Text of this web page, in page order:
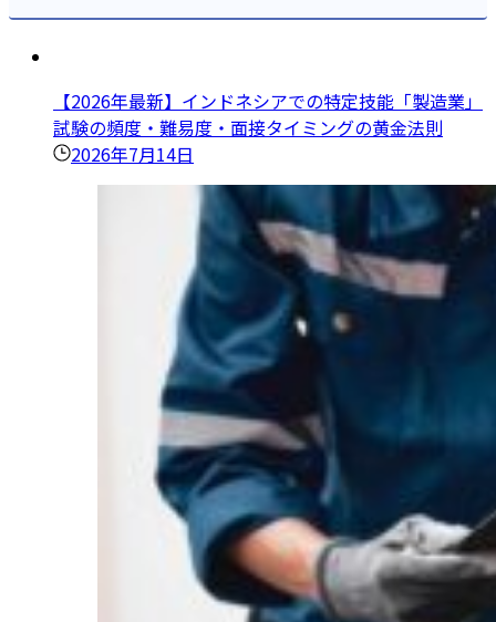
【2026年最新】インドネシアでの特定技能「製造業」
試験の頻度・難易度・面接タイミングの黄金法則
2026年7月14日